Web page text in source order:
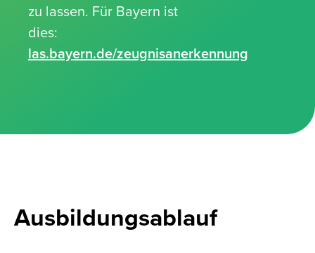
zu lassen. Für Bayern ist
dies:
las.bayern.de/zeugnisanerkennung
Ausbildungsablauf